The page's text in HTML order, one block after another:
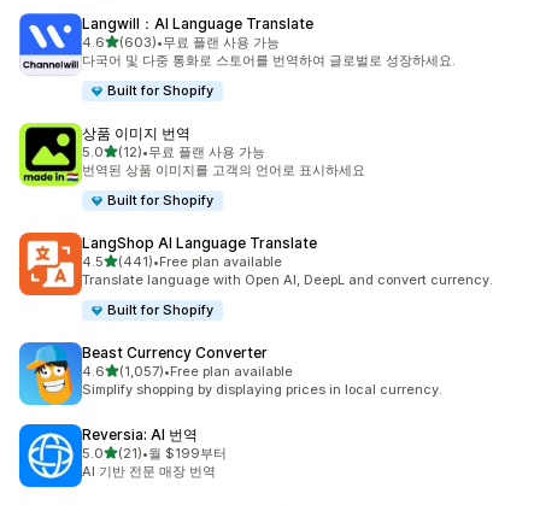
Langwill：AI Language Translate
4.6별 5개 중
(603)
총 리뷰 603개
•무료 플랜 사용 가능
다국어 및 다중 통화로 스토어를 번역하여 글로벌로 성장하세요.
Built for Shopify
상품 이미지 번역
5.0별 5개 중
(12)
총 리뷰 12개
•무료 플랜 사용 가능
번역된 상품 이미지를 고객의 언어로 표시하세요
Built for Shopify
LangShop AI Language Translate
4.5별 5개 중
(441)
총 리뷰 441개
•Free plan available
Translate language with Open AI, DeepL and convert currency.
Built for Shopify
Beast Currency Converter
4.6별 5개 중
(1,057)
총 리뷰 1057개
•Free plan available
Simplify shopping by displaying prices in local currency.
Reversia: AI 번역
5.0별 5개 중
(21)
총 리뷰 21개
•월 $199부터
AI 기반 전문 매장 번역